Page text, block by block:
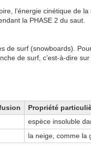
l’énergie cinétique de
la PHASE 2 du saut.
de surf (snowboards).
de surf, c’est-à-dire
Propriété
espèce insoluble
la neige, comme la